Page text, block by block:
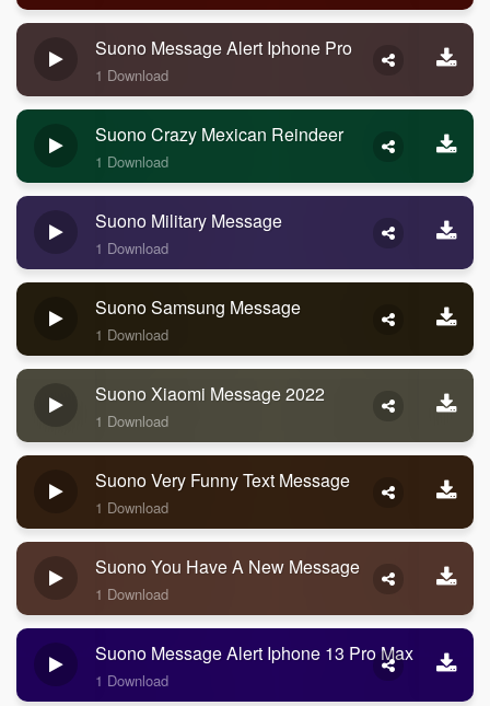
Suono Message Alert Iphone Pro
1 Download
Suono Crazy Mexican Reindeer
1 Download
Suono Military Message
1 Download
Suono Samsung Message
1 Download
Suono Xiaomi Message 2022
1 Download
Suono Very Funny Text Message
1 Download
Suono You Have A New Message
1 Download
Suono Message Alert Iphone 13 Pro Max
1 Download